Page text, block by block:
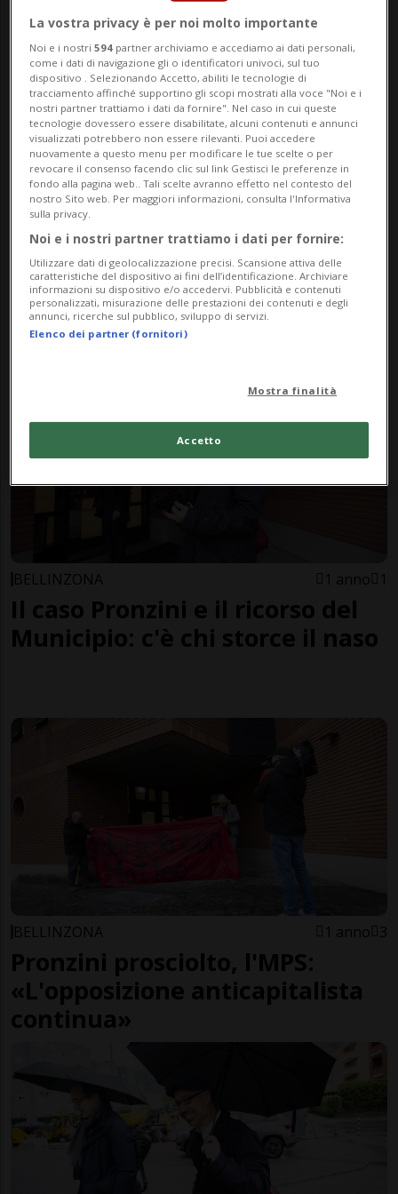
Riforme della Giustizia: tanto
rumore per nulla?
BELLINZONA 1 anno
La Città non ricorre contro
Pronzini
BELLINZONA 1 anno 1
Il caso Pronzini e il ricorso del
Municipio: c'è chi storce il naso
BELLINZONA 1 anno 3
Pronzini prosciolto, l'MPS:
«L'opposizione anticapitalista
continua»
La vostra privacy è per noi molto importante
Noi e i nostri594 partner archiviamo e accediamo ai dati personali,
come i dati di navigazione gli o identificatori univoci, sul tuo
dispositivo . Selezionando Accetto, abiliti le tecnologie di
tracciamento affinché supportino gli scopi mostrati alla voce "Noi e i
nostri partner trattiamo i dati da fornire". Nel caso in cui queste
tecnologie dovessero essere disabilitate, alcuni contenuti e annunci
visualizzati potrebbero non essere rilevanti. Puoi accedere
nuovamente a questo menu per modificare le tue scelte o per
revocare il consenso facendo clic sul link Gestisci le preferenze in
fondo alla pagina web.. Tali scelte avranno effetto nel contesto del
nostro Sito web. Per maggiori informazioni, consulta l'Informativa
sulla privacy.
Noi e i nostri partner trattiamo i dati per fornire:
Utilizzare dati di geolocalizzazione precisi. Scansione attiva delle
caratteristiche del dispositivo ai fini dell’identificazione. Archiviare
informazioni su dispositivo e/o accedervi. Pubblicità e contenuti
personalizzati, misurazione delle prestazioni dei contenuti e degli
annunci, ricerche sul pubblico, sviluppo di servizi.
Elenco dei partner (fornitori)
Mostra finalità
Accetto